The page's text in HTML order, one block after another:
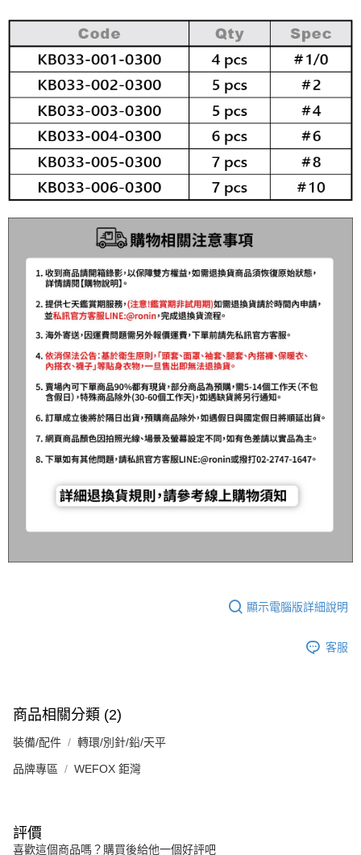
1.本服務由台灣大哥大提供，台灣大哥大用戶可立即使用無須另外申請。
2.付款方式選擇「大哥付你分期」，訂單成立後會自動跳轉到大哥付的交易
流程，驗證手機門號後，選擇欲分期的期數、繳款截止日，確認付款後即完
成交易。
3.實際核准額度、可分期數及費用金額請依後續交易確認頁面所載為準。
4.訂單成立30分鐘內，如未前往確認交易或遇審核未通過，訂單將自動取
消。如遇「轉專審核」未通過狀況，表示未達大哥付你分期系統評分，恕無
法說明評估內容。
【繳款方式說明】
1.分期款項不併入電信帳單，「大哥付你分期」於每月結算日後寄送繳費提
醒簡訊。
2.透過簡訊連結打開帳單後，可選擇「超商條碼／台灣大直營門市／銀行轉
帳／街口支付／iPASS MONEY」等通路繳費。
1.本服務係由「台灣大哥大股份有限公司」（以下簡稱本公司）所提供，讓
買賣價金債權讓與本公司後，依約使用本公司帳單繳交帳款。
2.基於同意付款使用「大哥付你分期」之契約關係目的，商店將以您的個人
由本公司與您本人進行分期帳單所需資料之確認、核對及更正。
AFTEE先享後付
【關於「AFTEE先享後付」】
AFTEE先享後付是「在收到商品之後才付款」的支付方式。 讓您購物簡單
便利好安心！
１．簡單：不需註冊會員、不需綁卡、不需儲值。
２．便利：只要手機號碼，簡訊認證，即可結帳。
３．安心：先確認商品／服務後，再付款。
【「AFTEE先享後付」結帳流程】
１．於結帳方式選擇「AFTEE先享後付」後，將跳轉至「AFTEE先享後付」
結帳頁面，進行簡訊認證並確認金額後，即可完成結帳。
２．訂單成立數日內，您將收到繳費通知簡訊。
３．收到繳費通知簡訊後14天內，點擊此簡訊中的連結，可透過四大超商／
ATM／網路銀行／等多元方式進行付款，方視為交易完成。
※ 請注意：結帳手續完成當下不需立刻繳費，但若您需要取消訂單，請聯絡
購買商品的店家。未經商家同意取消之訂單仍視為有效，需透過AFTEE先享
後付繳納相關費用。
※ 交易是否成功請以「AFTEE先享後付 」之結帳頁面顯示為準，若有關於
是否繳費成功／繳費後需取消欲退款等相關疑問，請聯繫「AFTEE先享後付
客戶支援中心」https://netprotections.freshdesk.com/support/home
１．透過由恩沛科技股份有限公司提供之「AFTEE先享後付」服務完成之交
權轉讓予恩沛科技股份有限公司。
２．關於個人資料處理事宜，請瀏覽以下網址：
https://aftee.tw/terms/#terms3
３．未成年的使用者請事先徵得法定代理人或監護人之同意方可使用
任。
時審查核予不同之上限額度；若仍有額度不足之情形，本公司將視審查結果
請求用戶進行身份認證。
恩沛科技股份有限公司將有權停止該用戶之使用額度並採取法律行動。
ATM付款
貨到付款
運送方式
全家取貨付款
每筆NT$60，滿NT$1,200(含以上)免運費
付款後全家取貨
每筆NT$60，滿NT$1,200(含以上)免運費
7-11取貨付款
每筆NT$60，滿NT$1,200(含以上)免運費
付款後7-11取貨
每筆NT$60，滿NT$1,200(含以上)免運費
一般宅配（門市自取請勿下單，請聯繫客服）
每筆NT$100，滿NT$2,000(含以上)免運費
離島一般宅配
每筆NT$200，滿NT$2,000(含以上)免運費
每筆NT$200，滿NT$3,000(含以上)免運費
顯示電腦版詳細說明
客服
商品相關分類 (2)
裝備/配件 轉環/別針/鉛/天平
品牌專區 WEFOX 鉅灣
評價
喜歡這個商品嗎？購買後給他一個好評吧